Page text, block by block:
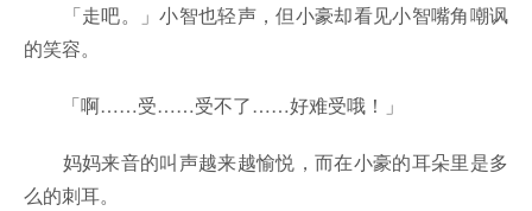
「走吧。」小智也轻声，但小豪却看见小智嘴角嘲讽
的笑容。
「啊……受……受不了……好难受哦！」
妈妈来音的叫声越来越愉悦，而在小豪的耳朵里是多
么的刺耳。